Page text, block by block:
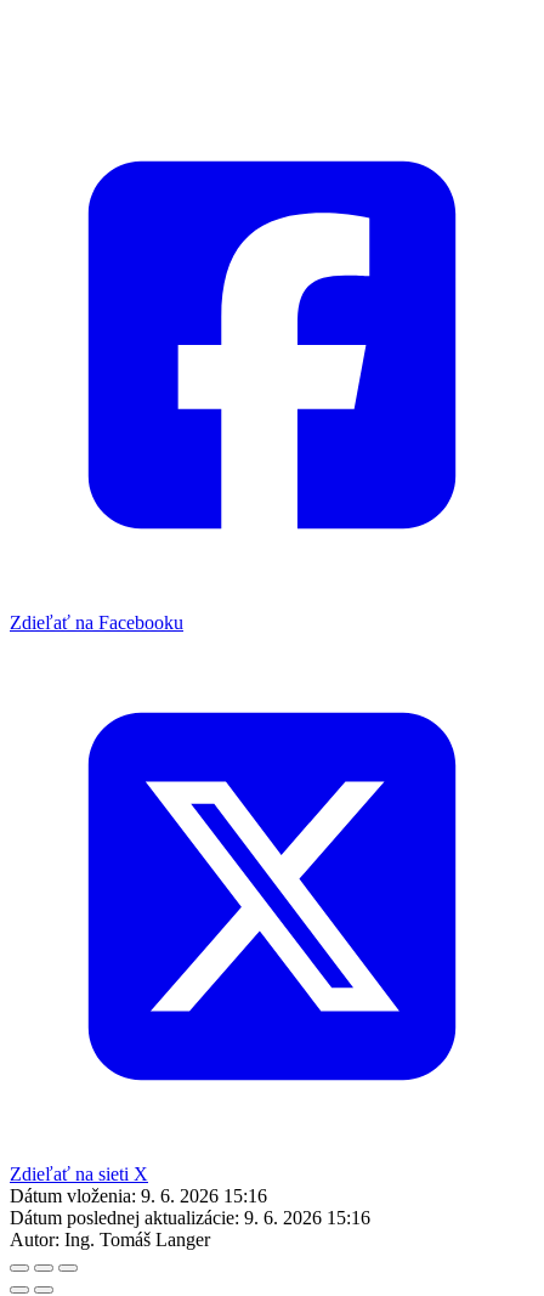
Zdieľať na Facebooku
Zdieľať na sieti X
Dátum vloženia: 9. 6. 2026 15:16
Dátum poslednej aktualizácie: 9. 6. 2026 15:16
Autor: Ing. Tomáš Langer